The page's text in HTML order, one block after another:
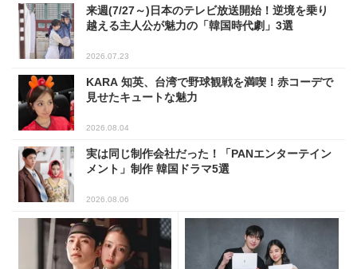
来週(7/27～)日本のテレビ放送開始！逆境を乗り
越える主人公が魅力の「韓国時代劇」3選
2026.07.23
KARA 知英、台湾で野球観戦を満喫！赤コーデで
見せたキュートな魅力
2026.08.04
実は同じ制作会社だった！「PANエンターテイン
メント」制作 韓国ドラマ5選
2026.08.06